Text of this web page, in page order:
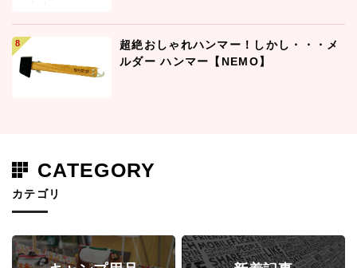
超絶おしゃれハンマー！しかし・・・メ
ルダー ハンマー【NEMO】
CATEGORY
カテゴリ